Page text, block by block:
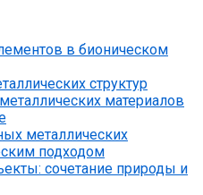
в бионическом
структур
материалов
металлических
подходом
сочетание природы и